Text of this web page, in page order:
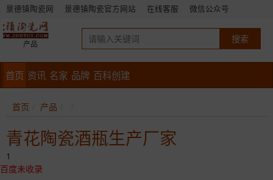
景德镇陶瓷网 景德镇陶瓷官方网站 在线客服 微信公众号
产品
首页 资讯 名家 品牌 百科创建
首页 产品
青花陶瓷酒瓶生产厂家
1
百度未收录